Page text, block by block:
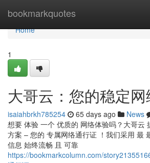
bookmarkquotes
Home
Home
1
大哥云：您的稳定
isaiahbrkh785254 65 days ago News
想要 体验 一个 优质的 网络体验吗？大哥云
方案 – 您的 专属网络通行证 ！我们采用 最
信息 始终流畅 且 可靠
https://bookmarkcolumn.com/